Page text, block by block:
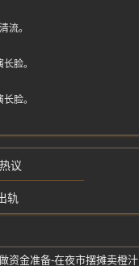
流。
脸。
脸。
议
轨
资金准备-在夜市摆摊卖橙汁